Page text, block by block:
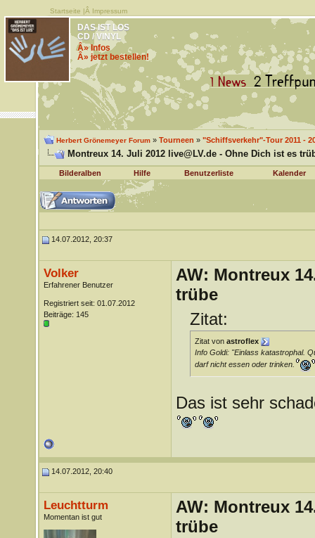
Startseite |Â Impressum
DAS IST LOS
CD / VINYL
Â» Infos
Â» jetzt bestellen!
Herbert Grönemeyer Forum» Tourneen » "Schiffsverkehr"-Tour 2011 -
Montreux 14. Juli 2012 live@LV.de - Ohne Dich ist es
Bilderalben Hilfe Benutzerliste Kalender
14.07.2012, 20:37
Volker
Erfahrener Benutzer
Registriert seit: 01.07.2012
Beiträge: 145
AW: Montreux
trübe
Zitat:
Zitat von astroflex
Info Goldi: "Einlass katastrophal.
darf nicht essen oder trinken.
Das ist sehr
14.07.2012, 20:40
Leuchtturm
Momentan ist gut
AW: Montreux
trübe